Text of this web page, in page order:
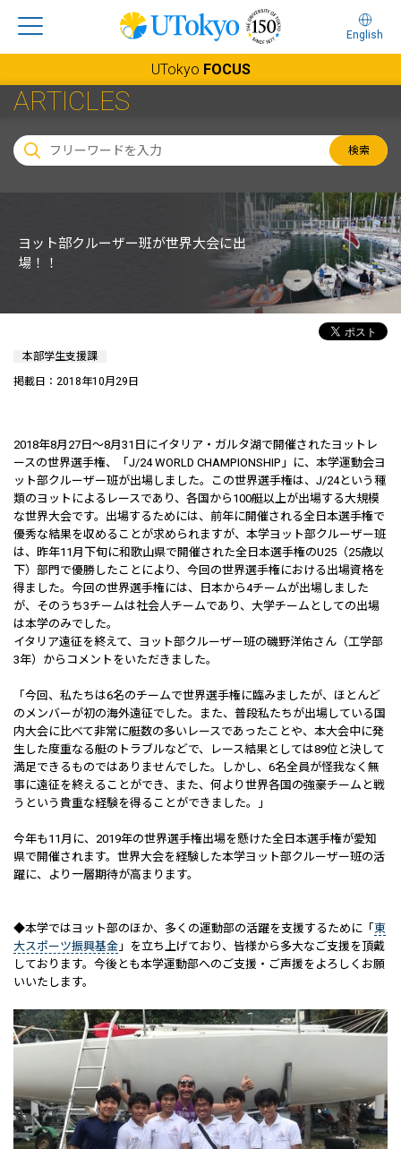
English
UTokyo FOCUS
ARTICLES
検索
ヨット部クルーザー班が世界大会に出
場！！
本部学生支援課
掲載日：2018年10月29日
2018年8月27日～8月31日にイタリア・ガルタ湖で開催されたヨットレ
ースの世界選手権、「J/24 WORLD CHAMPIONSHIP」に、本学運動会ヨ
ット部クルーザー班が出場しました。この世界選手権は、J/24という種
類のヨットによるレースであり、各国から100艇以上が出場する大規模
な世界大会です。出場するためには、前年に開催される全日本選手権で
優秀な結果を収めることが求められますが、本学ヨット部クルーザー班
は、昨年11月下旬に和歌山県で開催された全日本選手権のU25（25歳以
下）部門で優勝したことにより、今回の世界選手権における出場資格を
得ました。今回の世界選手権には、日本から4チームが出場しました
が、そのうち3チームは社会人チームであり、大学チームとしての出場
は本学のみでした。
イタリア遠征を終えて、ヨット部クルーザー班の磯野洋佑さん（工学部
3年）からコメントをいただきました。
「今回、私たちは6名のチームで世界選手権に臨みましたが、ほとんど
のメンバーが初の海外遠征でした。また、普段私たちが出場している国
内大会に比べて非常に艇数の多いレースであったことや、本大会中に発
生した度重なる艇のトラブルなどで、レース結果としては89位と決して
満足できるものではありませんでした。しかし、6名全員が怪我なく無
事に遠征を終えることができ、また、何より世界各国の強豪チームと戦
うという貴重な経験を得ることができました。」
今年も11月に、2019年の世界選手権出場を懸けた全日本選手権が愛知
県で開催されます。世界大会を経験した本学ヨット部クルーザー班の活
躍に、より一層期待が高まります。
◆本学ではヨット部のほか、多くの運動部の活躍を支援するために「 東
大スポーツ振興基金 」を立ち上げており、皆様から多大なご支援を頂戴
しております。今後とも本学運動部へのご支援・ご声援をよろしくお願
いいたします。